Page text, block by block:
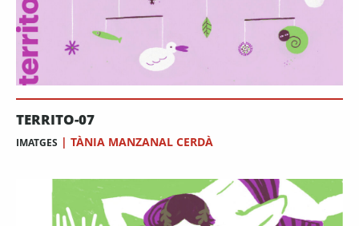
TERRITO-07
IMATGES | TÀNIA MANZANAL CERDÀ